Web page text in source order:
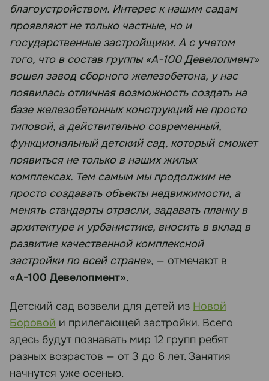
благоустройством. Интерес к нашим садам
проявляют не только частные, но и
государственные застройщики. А с учетом
того, что в состав группы «А-100 Девелопмент»
вошел завод сборного железобетона, у нас
появилась отличная возможность создать на
базе железобетонных конструкций не просто
типовой, а действительно современный,
функциональный детский сад, который сможет
появиться не только в наших жилых
комплексах. Тем самым мы продолжим не
просто создавать объекты недвижимости, а
менять стандарты отрасли, задавать планку в
архитектуре и урбанистике, вносить в вклад в
развитие качественной комплексной
застройки по всей стране», — отмечают в
«А-100 Девелопмент».
Детский сад возвели для детей из Новой
Боровой и прилегающей застройки. Всего
здесь будут познавать мир 12 групп ребят
разных возрастов — от 3 до 6 лет. Занятия
начнутся уже осенью.